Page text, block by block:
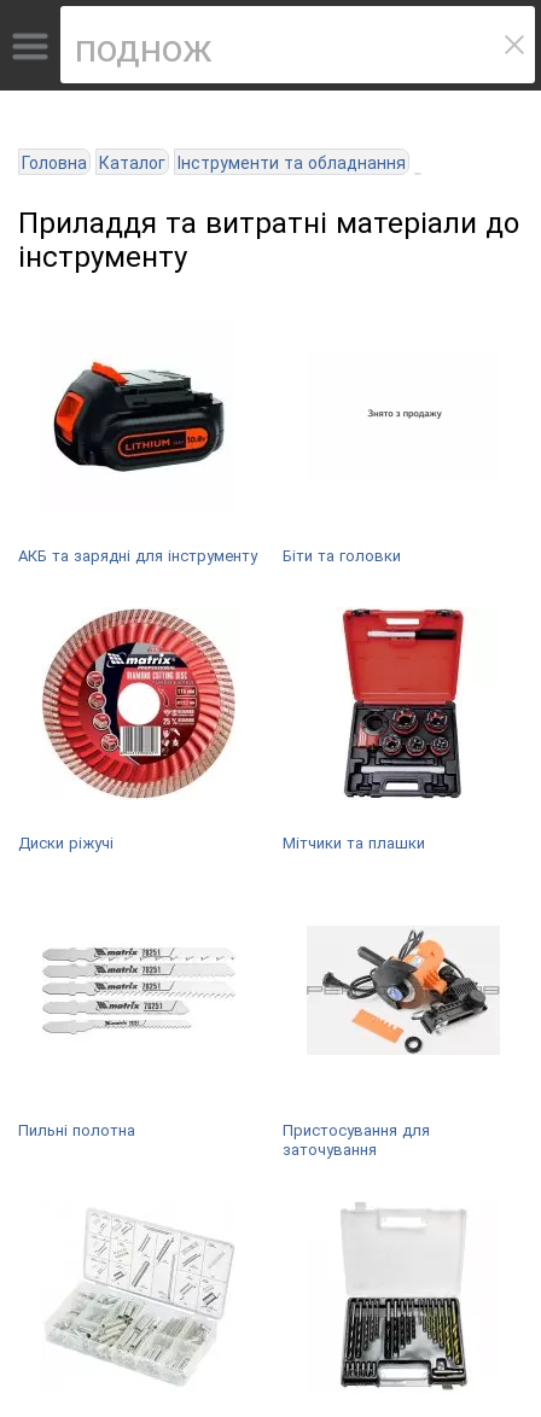
Головна Каталог Інструменти та обладнання
Приладдя та витратні матеріали до
інструменту
АКБ та зарядні для інструменту Біти та головки
Диски ріжучі Мітчики та плашки
Пильні полотна
Пристосування для
заточування